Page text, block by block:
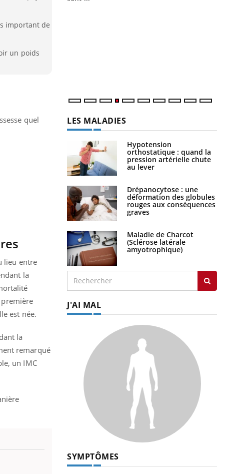
important de
un poids
quel
lieu entre
la
est née.
la
remarqué
un IMC
LES MALADIES
Hypotension
orthostatique : quand la
pression artérielle chute
au lever
Drépanocytose : une
déformation des globules
rouges aux conséquences
graves
Maladie de Charcot
(Sclérose latérale
amyotrophique)
J'AI MAL
SYMPTÔMES